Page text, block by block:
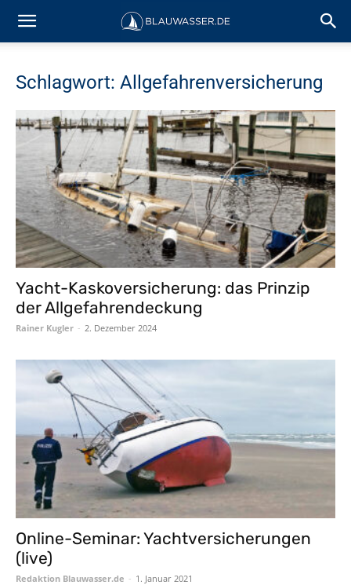
Schlagwort: Allgefahrenversicherung
Yacht-Kaskoversicherung: das Prinzip
der Allgefahrendeckung
Rainer Kugler - 2. Dezember 2024
Online-Seminar: Yachtversicherungen
(live)
Redaktion Blauwasser.de - 1. Januar 2021